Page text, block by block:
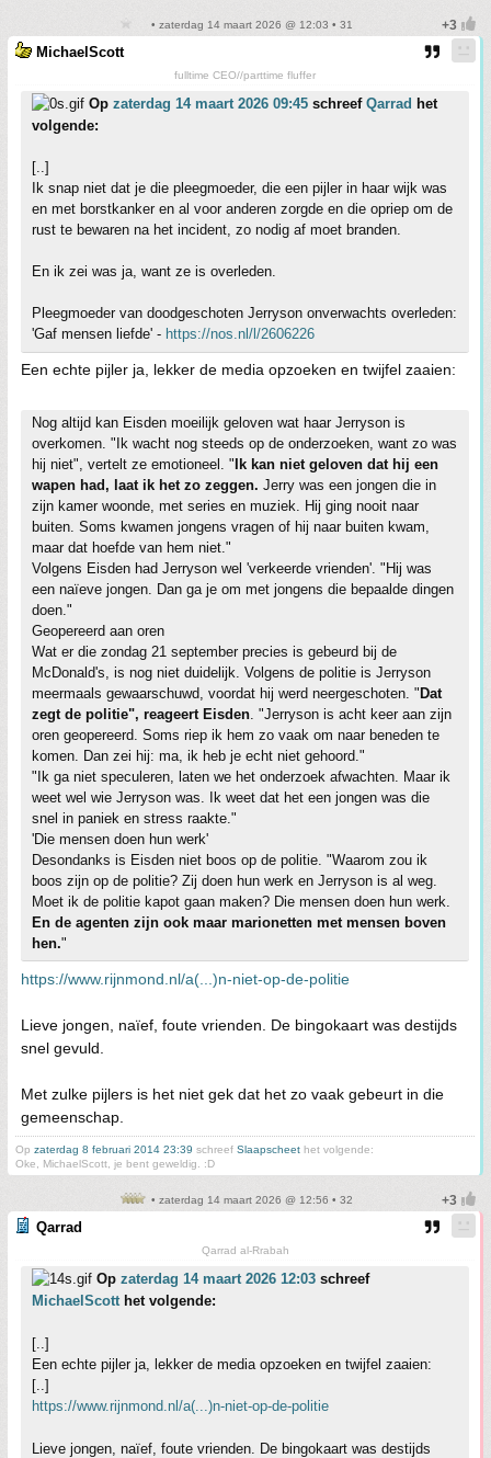
• zaterdag 14 maart 2026 @ 12:03 • 31
MichaelScott
fulltime CEO//parttime fluffer
Op zaterdag 14 maart 2026 09:45 schreef Qarrad het
volgende:
[..]
Ik snap niet dat je die pleegmoeder, die een pijler in haar wijk was
en met borstkanker en al voor anderen zorgde en die opriep om de
rust te bewaren na het incident, zo nodig af moet branden.
En ik zei was ja, want ze is overleden.
Pleegmoeder van doodgeschoten Jerryson onverwachts overleden:
'Gaf mensen liefde' - https://nos.nl/l/2606226
Een echte pijler ja, lekker de media opzoeken en twijfel zaaien:
Nog altijd kan Eisden moeilijk geloven wat haar Jerryson is
overkomen. "Ik wacht nog steeds op de onderzoeken, want zo was
hij niet", vertelt ze emotioneel. "Ik kan niet geloven dat hij een
wapen had, laat ik het zo zeggen. Jerry was een jongen die in
zijn kamer woonde, met series en muziek. Hij ging nooit naar
buiten. Soms kwamen jongens vragen of hij naar buiten kwam,
maar dat hoefde van hem niet."
Volgens Eisden had Jerryson wel 'verkeerde vrienden'. "Hij was
een naïeve jongen. Dan ga je om met jongens die bepaalde dingen
doen."
Geopereerd aan oren
Wat er die zondag 21 september precies is gebeurd bij de
McDonald's, is nog niet duidelijk. Volgens de politie is Jerryson
meermaals gewaarschuwd, voordat hij werd neergeschoten. "Dat
zegt de politie", reageert Eisden . "Jerryson is acht keer aan zijn
oren geopereerd. Soms riep ik hem zo vaak om naar beneden te
komen. Dan zei hij: ma, ik heb je echt niet gehoord."
"Ik ga niet speculeren, laten we het onderzoek afwachten. Maar ik
weet wel wie Jerryson was. Ik weet dat het een jongen was die
snel in paniek en stress raakte."
'Die mensen doen hun werk'
Desondanks is Eisden niet boos op de politie. "Waarom zou ik
boos zijn op de politie? Zij doen hun werk en Jerryson is al weg.
Moet ik de politie kapot gaan maken? Die mensen doen hun werk.
En de agenten zijn ook maar marionetten met mensen boven
hen."
https://www.rijnmond.nl/a(...)n-niet-op-de-politie
Lieve jongen, naïef, foute vrienden. De bingokaart was destijds
snel gevuld.
Met zulke pijlers is het niet gek dat het zo vaak gebeurt in die
gemeenschap.
Op zaterdag 8 februari 2014 23:39 schreef Slaapscheet het volgende:
Oke, MichaelScott, je bent geweldig. :D
• zaterdag 14 maart 2026 @ 12:56 • 32
Qarrad
Qarrad al-Rrabah
Op zaterdag 14 maart 2026 12:03 schreef
MichaelScott het volgende:
[..]
Een echte pijler ja, lekker de media opzoeken en twijfel zaaien:
[..]
https://www.rijnmond.nl/a(...)n-niet-op-de-politie
Lieve jongen, naïef, foute vrienden. De bingokaart was destijds